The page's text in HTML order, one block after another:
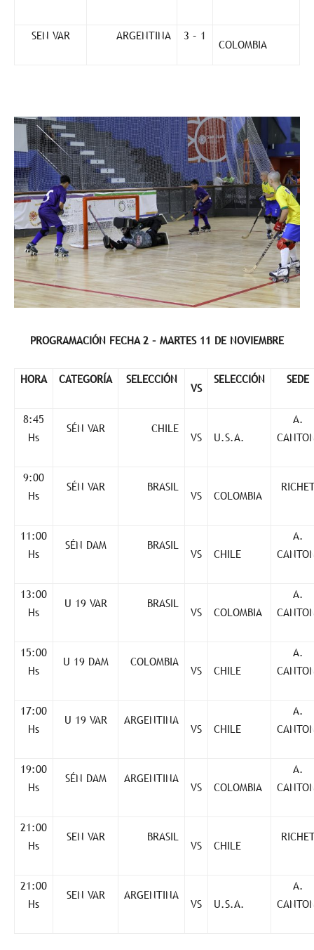
SEN VAR ARGENTINA 3 – 1
COLOMBIA
PROGRAMACIÓN FECHA 2 – MARTES 11 DE NOVIEMBRE
HORA CATEGORÍA SELECCIÓN
VS
SELECCIÓN SEDE
8:45
Hs
SÉN VAR CHILE
VS U.S.A.
A.
9:00
Hs
SÉN VAR BRASIL
VS COLOMBIA
11:00
Hs
SÉN DAM BRASIL
VS CHILE
A.
13:00
Hs
U 19 VAR BRASIL
VS COLOMBIA
A.
15:00
Hs
U 19 DAM COLOMBIA
VS CHILE
A.
17:00
Hs
U 19 VAR ARGENTINA
VS CHILE
A.
19:00
Hs
SÉN DAM ARGENTINA
VS COLOMBIA
A.
21:00
Hs
SEN VAR BRASIL
VS CHILE
21:00
Hs
SEN VAR ARGENTINA
VS U.S.A.
A.